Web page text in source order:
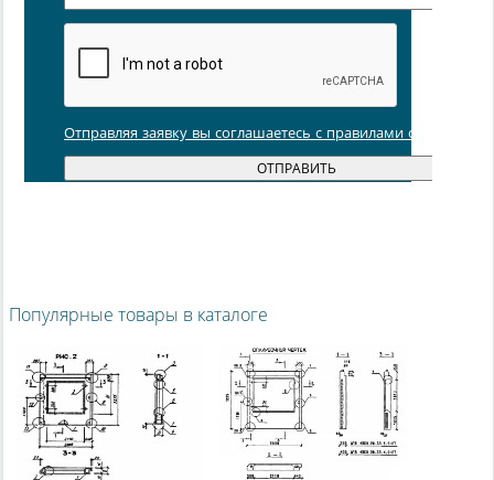
Отправляя заявку вы соглашаетесь с правилами обработки
Популярные товары в каталоге